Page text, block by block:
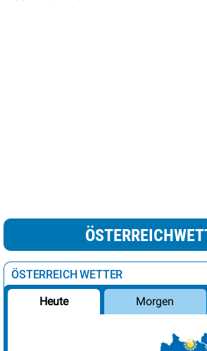
ÖSTERREICH WETTER
Heute Morgen